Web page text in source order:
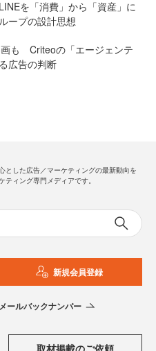
を「消費」から「資産」に
ープの設計思想
も Criteoの「エージェンテ
広告の判断
とした広告／マーケティングの最新動向を
ティング専門メディアです。
新規会員登録
メールバックナンバー
取材掲載のご依頼